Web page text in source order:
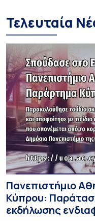
Τελευταία
Πανεπιστήμιο
Κύπρου:
εκδήλωσης